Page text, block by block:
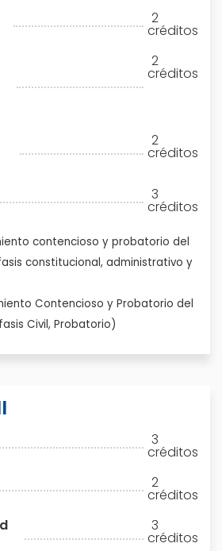
2
créditos
2
créditos
2
créditos
3
créditos
contencioso y probatorio del
constitucional, administrativo y
Contencioso y Probatorio del
Civil, Probatorio)
3
créditos
2
créditos
3
créditos